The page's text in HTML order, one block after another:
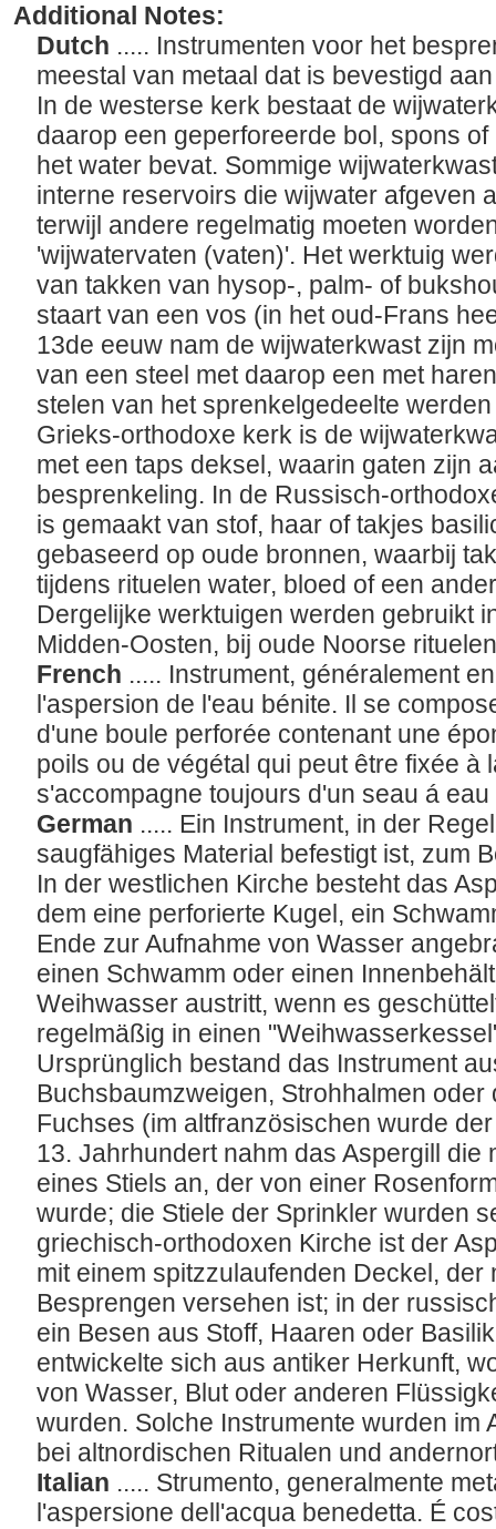
Additional Notes:
Dutch ..... Instrumenten voor het
meestal van metaal dat is bevestigd
In de westerse kerk bestaat de
daarop een geperforeerde bol, spons
het water bevat. Sommige
interne reservoirs die wijwater afgeven
terwijl andere regelmatig moeten
'wijwatervaten (vaten)'. Het werktuig
van takken van hysop-, palm- of
staart van een vos (in het oud-Frans
13de eeuw nam de wijwaterkwast zijn
van een steel met daarop een met
stelen van het sprenkelgedeelte
Grieks-orthodoxe kerk is de
met een taps deksel, waarin gaten zijn
besprenkeling. In de Russisch-
is gemaakt van stof, haar of takjes
gebaseerd op oude bronnen, waarbij
tijdens rituelen water, bloed of een
Dergelijke werktuigen werden gebruikt
Midden-Oosten, bij oude Noorse
French ..... Instrument, généralement
l'aspersion de l'eau bénite. Il se
d'une boule perforée contenant une
poils ou de végétal qui peut être fixée à
s'accompagne toujours d'un seau á
German ..... Ein Instrument, in der
saugfähiges Material befestigt ist, zum
In der westlichen Kirche besteht das
dem eine perforierte Kugel, ein
Ende zur Aufnahme von Wasser
einen Schwamm oder einen
Weihwasser austritt, wenn es
regelmäßig in einen
Ursprünglich bestand das Instrument
Buchsbaumzweigen, Strohhalmen
Fuchses (im altfranzösischen wurde
13. Jahrhundert nahm das Aspergill die
eines Stiels an, der von einer
wurde; die Stiele der Sprinkler wurden
griechisch-orthodoxen Kirche ist der
mit einem spitzzulaufenden Deckel, der
Besprengen versehen ist; in der
ein Besen aus Stoff, Haaren oder
entwickelte sich aus antiker Herkunft,
von Wasser, Blut oder anderen
wurden. Solche Instrumente wurden im
bei altnordischen Ritualen und
Italian ..... Strumento, generalmente
l'aspersione dell'acqua benedetta. É